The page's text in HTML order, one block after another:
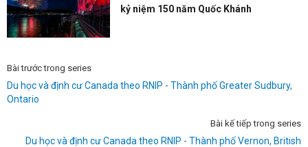
kỷ niệm 150 năm Quốc Khánh
Bài trước trong series
Du học và định cư Canada theo RNIP - Thành phố Greater Sudbury,
Ontario
Bài kế tiếp trong series
Du học và định cư Canada theo RNIP - Thành phố Vernon, British